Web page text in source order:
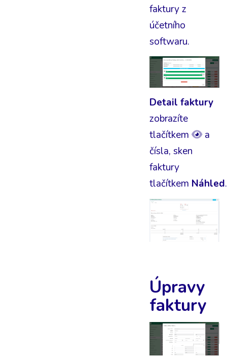
faktury z
účetního
softwaru.
Detail faktury
zobrazíte
tlačítkem
a
čísla, sken
faktury
tlačítkem Náhled.
Úpravy
faktury